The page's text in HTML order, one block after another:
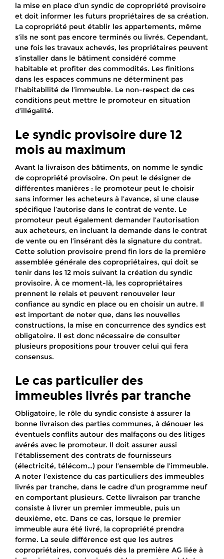
la mise en place d’un syndic de copropriété provisoire
et doit informer les futurs propriétaires de sa création.
La copropriété peut établir les appartements, même
s’ils ne sont pas encore terminés ou livrés. Cependant,
une fois les travaux achevés, les propriétaires peuvent
s’installer dans le bâtiment considéré comme
habitable et profiter des commodités. Les finitions
dans les espaces communs ne déterminent pas
l’habitabilité de l’immeuble. Le non-respect de ces
conditions peut mettre le promoteur en situation
d’illégalité.
Le syndic provisoire dure 12
mois au maximum
Avant la livraison des bâtiments, on nomme le syndic
de copropriété provisoire. On peut le désigner de
différentes manières : le promoteur peut le choisir
sans informer les acheteurs à l’avance, si une clause
spécifique l’autorise dans le contrat de vente. Le
promoteur peut également demander l’autorisation
aux acheteurs, en incluant la demande dans le contrat
de vente ou en l’insérant dès la signature du contrat.
Cette solution provisoire prend fin lors de la première
assemblée générale des copropriétaires, qui doit se
tenir dans les 12 mois suivant la création du syndic
provisoire. À ce moment-là, les copropriétaires
prennent le relais et peuvent renouveler leur
confiance au syndic en place ou en choisir un autre. Il
est important de noter que, dans les nouvelles
constructions, la mise en concurrence des syndics est
obligatoire. Il est donc nécessaire de consulter
plusieurs propositions pour trouver celui qui fera
consensus.
Le cas particulier des
immeubles livrés par tranche
Obligatoire, le rôle du syndic consiste à assurer la
bonne livraison des parties communes, à dénouer les
éventuels conflits autour des malfaçons ou des litiges
avérés avec le promoteur. Il doit assurer aussi
l’établissement des contrats de fournisseurs
(électricité, télécom…) pour l’ensemble de l’immeuble.
A noter l’existence du cas particuliers des immeubles
livrés par tranche, dans le cadre d’un programme neuf
en comportant plusieurs. Cette livraison par tranche
consiste à livrer un premier immeuble, puis un
deuxième, etc. Dans ce cas, lorsque le premier
immeuble aura été livré, la copropriété prendra
forme. La seule différence est que les autres
copropriétaires, convoqués dès la première AG liée à